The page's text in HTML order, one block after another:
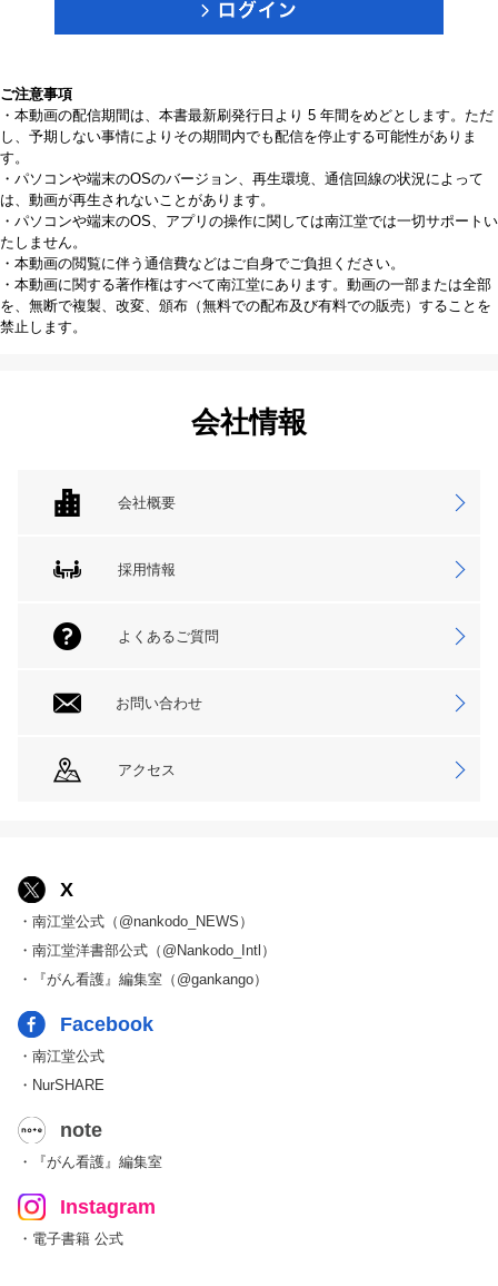
ご注意事項
・本動画の配信期間は、本書最新刷発行日より 5 年間をめどとします。ただ
し、予期しない事情によりその期間内でも配信を停止する可能性がありま
す。
・パソコンや端末のOSのバージョン、再生環境、通信回線の状況によって
は、動画が再生されないことがあります。
・パソコンや端末のOS、アプリの操作に関しては南江堂では一切サポートい
たしません。
・本動画の閲覧に伴う通信費などはご自身でご負担ください。
・本動画に関する著作権はすべて南江堂にあります。動画の一部または全部
を、無断で複製、改変、頒布（無料での配布及び有料での販売）することを
禁止します。
会社情報
会社概要
採用情報
よくあるご質問
お問い合わせ
アクセス
X
・南江堂公式（@nankodo_NEWS）
・南江堂洋書部公式（@Nankodo_Intl）
・『がん看護』編集室（@gankango）
Facebook
・南江堂公式
・NurSHARE
note
・『がん看護』編集室
Instagram
・電子書籍 公式